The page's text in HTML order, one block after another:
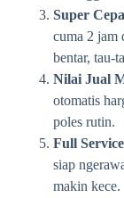
Super
cuma 2 jam
bentar, tau-
Nilai Jual
otomatis
poles rutin.
Full
siap
makin kece.